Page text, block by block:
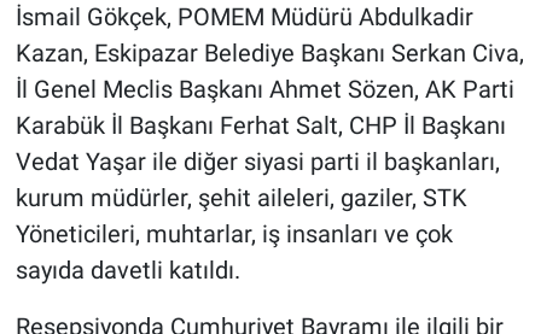
İsmail Gökçek, POMEM Müdürü Abdulkadir
Kazan, Eskipazar Belediye Başkanı Serkan Civa,
İl Genel Meclis Başkanı Ahmet Sözen, AK Parti
Karabük İl Başkanı Ferhat Salt, CHP İl Başkanı
Vedat Yaşar ile diğer siyasi parti il başkanları,
kurum müdürler, şehit aileleri, gaziler, STK
Yöneticileri, muhtarlar, iş insanları ve çok
sayıda davetli katıldı.
Resepsiyonda Cumhuriyet Bayramı ile ilgili bir